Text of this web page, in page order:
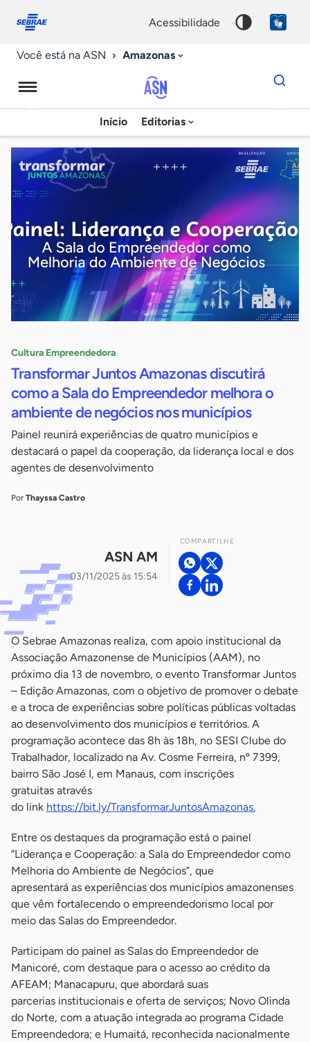
conosco
acessibilidade
Você está na ASN Amazonas
Agência
Sebrae
de
Início Editorias
Dados
para
chave
Cultura Empreendedora
Transformar Juntos Amazonas discutirá
como a Sala do Empreendedor melhora o
ambiente de negócios nos municípios
Painel reunirá experiências de quatro municípios e
destacará o papel da cooperação, da liderança local e dos
agentes de desenvolvimento
Por Thayssa Castro
ASN AM
03/11/2025 às 15:54
COMPARTILHE
O Sebrae Amazonas realiza, com apoio institucional da
Associação Amazonense de Municípios (AAM), no
próximo dia 13 de novembro, o evento Transformar Juntos
– Edição Amazonas, com o objetivo de promover o debate
e a troca de experiências sobre políticas públicas voltadas
ao desenvolvimento dos municípios e territórios. A
programação acontece das 8h às 18h, no SESI Clube do
Trabalhador, localizado na Av. Cosme Ferreira, nº 7399,
bairro São José I, em Manaus, com inscrições
gratuitas através
do link https://bit.ly/TransformarJuntosAmazonas.
Entre os destaques da programação está o painel
“Liderança e Cooperação: a Sala do Empreendedor como
Melhoria do Ambiente de Negócios”, que
apresentará as experiências dos municípios amazonenses
que vêm fortalecendo o empreendedorismo local por
meio das Salas do Empreendedor.
Participam do painel as Salas do Empreendedor de
Manicoré, com destaque para o acesso ao crédito da
AFEAM; Manacapuru, que abordará suas
parcerias institucionais e oferta de serviços; Novo Olinda
do Norte, com a atuação integrada ao programa Cidade
Empreendedora; e Humaitá, reconhecida nacionalmente